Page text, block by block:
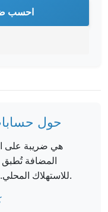
احسب
حول
المضافة
للاستهلاك المحلي. تختلف المعدلات والتنفيذ حسب البلد.